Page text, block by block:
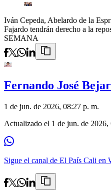
Iván Cepeda, Abelardo de la
Fajardo tendrán derecho a la
SEMANA
Fernando José
1 de jun. de 2026, 08:27 p. m.
Actualizado el 1 de jun. de 2026,
Sigue el canal de El País Cali en